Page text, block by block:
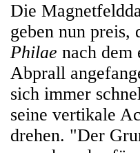
Die
geben nun preis,
Philae nach dem
Abprall
sich immer
seine vertikale
drehen. "Der